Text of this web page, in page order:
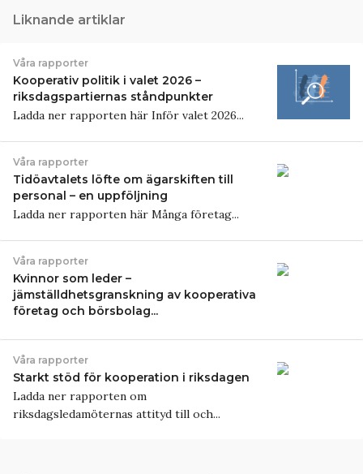
Liknande artiklar
Våra rapporter
Kooperativ politik i valet 2026 –
riksdagspartiernas ståndpunkter
Ladda ner rapporten här Inför valet 2026...
Våra rapporter
Tidöavtalets löfte om ägarskiften till
personal – en uppföljning
Ladda ner rapporten här Många företag...
Våra rapporter
Kvinnor som leder –
jämställdhetsgranskning av kooperativa
företag och börsbolag...
Våra rapporter
Starkt stöd för kooperation i riksdagen
Ladda ner rapporten om
riksdagsledamöternas attityd till och...